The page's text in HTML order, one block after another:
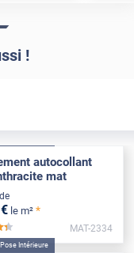
!
autocollant
mat
€ le m² *
*****
MAT-2334
Pose Intérieure